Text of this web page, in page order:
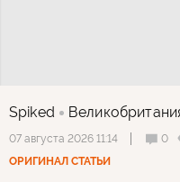
Spiked
07 августа 2026 11:14 0
ОРИГИНАЛ СТАТЬИ